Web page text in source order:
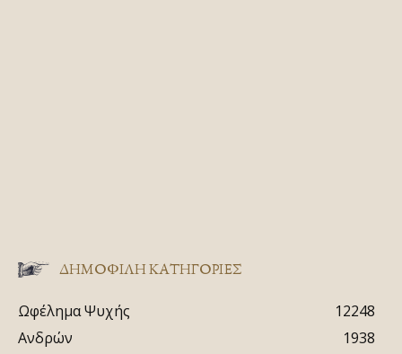
ΔΗΜΟΦΙΛΗ ΚΑΤΗΓΟΡΙΕΣ
Ωφέλημα Ψυχής
12248
Ανδρών
1938